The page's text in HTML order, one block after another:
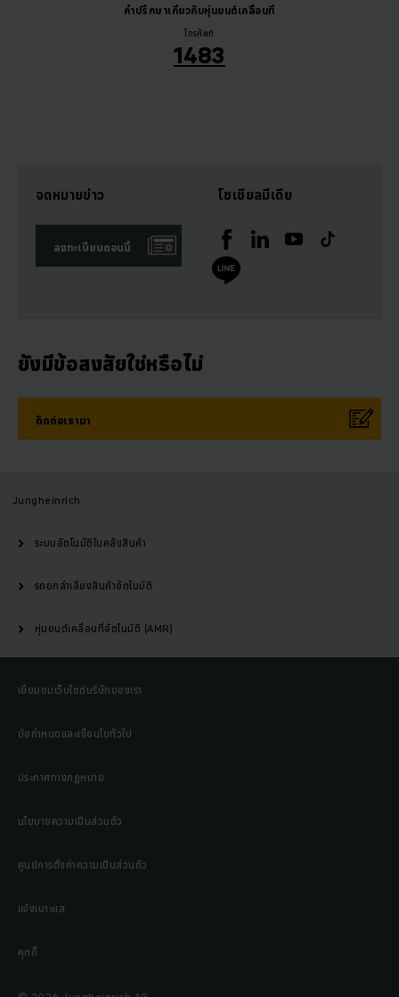
คำปรึกษาเกี่ยวกับหุ่นยนต์เคลื่อนที่
โทรศัพท์
1483
จดหมายข่าว
ลงทะเบียนตอนนี้
โซเชียลมีเดีย
ยังมีข้อสงสัยใช่หรือไม่
ติดต่อเรามา
Jungheinrich
ระบบอัตโนมัติในคลังสินค้า
รถยกลำเลียงสินค้าอัตโนมัติ
หุ่นยนต์เคลื่อนที่อัตโนมัติ (AMR)
เยี่ยมชมเว็บไซต์บริษัทของเรา
ข้อกำหนดและเงื่อนไขทั่วไป
ประกาศทางกฎหมาย
นโยบายความเป็นส่วนตัว
ศูนย์การตั้งค่าความเป็นส่วนตัว
แจ้งเบาะแส
คุกกี้